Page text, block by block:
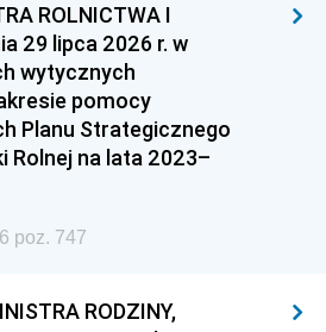
ROLNICTWA I
29 lipca 2026 r. w
wytycznych
pomocy
Planu Strategicznego
Rolnej na lata 2023–
poz. 747
RODZINY,